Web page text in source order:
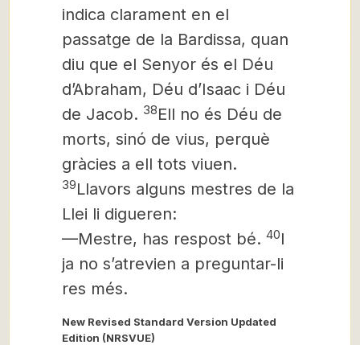
indica clarament en el
passatge de la Bardissa, quan
diu que el Senyor és el Déu
d’Abraham, Déu d’Isaac i Déu
de Jacob. 38Ell no és Déu de
morts, sinó de vius, perquè
gràcies a ell tots viuen.
39Llavors alguns mestres de la
Llei li digueren:
—Mestre, has respost bé. 40I
ja no s’atrevien a preguntar-li
res més.
New Revised Standard Version Updated
Edition (NRSVUE)